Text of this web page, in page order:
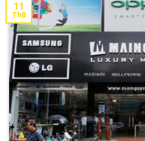
11
Th8